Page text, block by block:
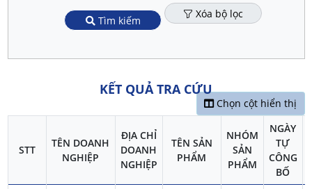
Tìm kiếm Xóa bộ lọc
KẾT QUẢ TRA CỨU
Chọn cột hiển thị
STT
TÊN DOANH
NGHIỆP
ĐỊA CHỈ
DOANH
NGHIỆP
TÊN SẢN
PHẨM
NHÓM
SẢN
PHẨM
NGÀY
TỰ
CÔNG
BỐ